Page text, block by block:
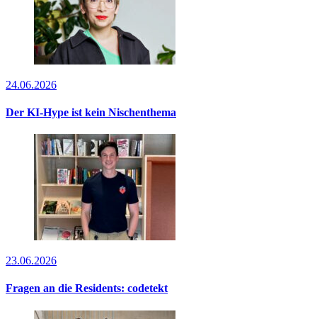
24.06.2026
Der KI-Hype ist kein Nischenthema
23.06.2026
Fragen an die Residents: codetekt